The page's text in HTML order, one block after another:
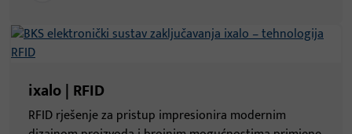
ixalo | RFID
RFID rješenje za pristup impresionira modernim